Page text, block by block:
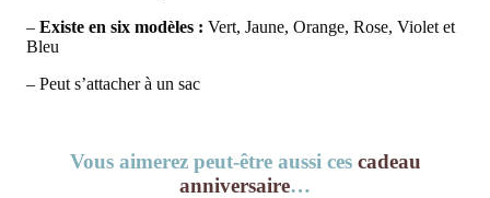
– Existe en six modèles : Vert, Jaune, Orange, Rose, Violet et
Bleu
– Peut s’attacher à un sac
Vous aimerez peut-être aussi ces cadeau
anniversaire…